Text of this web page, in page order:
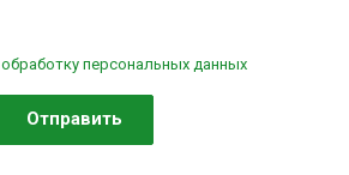
обработку персональных данных